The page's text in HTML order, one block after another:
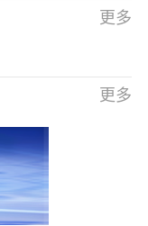
更多
更多